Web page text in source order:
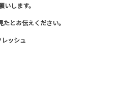
します。
とお伝えください。
ッシュ